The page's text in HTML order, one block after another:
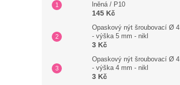
lněná / P10
145 Kč
Opaskový nýt šroubovací Ø 4
- výška 5 mm - nikl
3 Kč
Opaskový nýt šroubovací Ø 4
- výška 4 mm - nikl
3 Kč